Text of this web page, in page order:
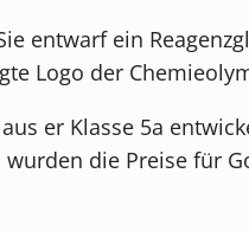
entwarf ein
Logo der
er Klasse 5a
die Preise für